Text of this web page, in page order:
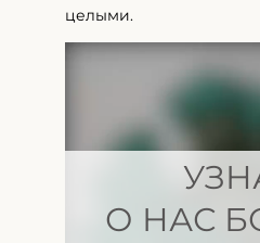
целыми.
О НАС